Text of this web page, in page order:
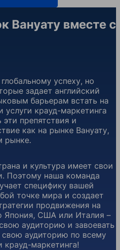
Вануату вместе с
успеху, но
задает английский
барьерам встать на
крауд-маркетинга
препятствия и
как на рынке Вануату,
рынке.
и культура имеет свои
Поэтому наша команда
специфику вашей
точке мира и создает
продвижения на
Япония, США или Италия –
аудиторию и завоевать
аудиторию по всему
маркетинга!